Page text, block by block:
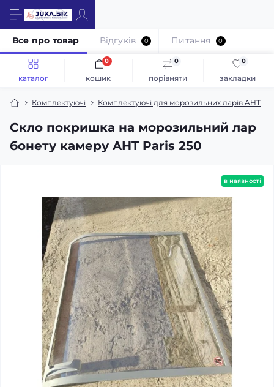
каталог порівняти
0
закладки
0
кошик
0
Комплектуючі Комплектуючі для морозильних ларів AHT
Скло покришка на морозильний лар
бонету камеру AHT Paris 250
Все про товар Відгуків 0 Питання 0
в наявності